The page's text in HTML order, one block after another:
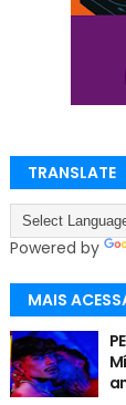
TRANSLATE
Powered by
MAIS